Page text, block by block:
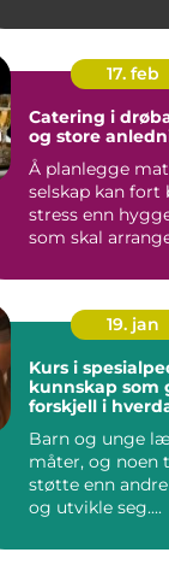
17. feb
Catering i
og store
Å planlegge
selskap kan fort
stress enn
som skal
19. jan
Kurs i
kunnskap som
forskjell i
Barn og unge
måter, og noen
støtte enn
og utvikle seg....